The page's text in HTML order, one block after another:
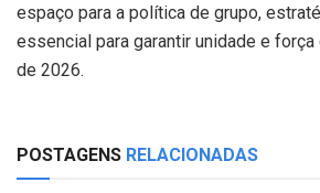
espaço para a política de grupo,
essencial para garantir unidade e
de 2026.
POSTAGENS RELACIONADAS